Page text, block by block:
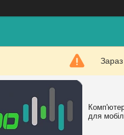
для